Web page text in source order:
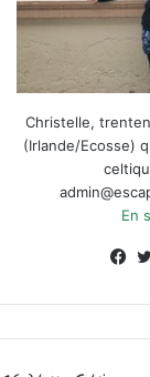
Christelle,
(Irlande/Ecosse)
En